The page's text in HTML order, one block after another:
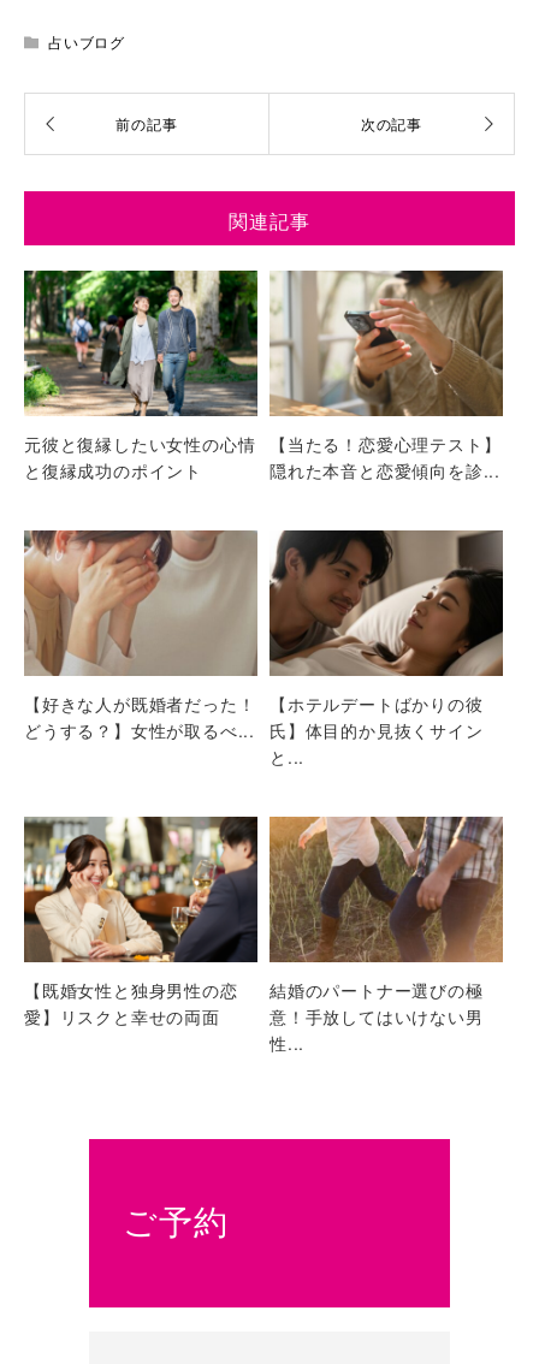
占いブログ
関連記事
元彼と復縁したい女性の心情
と復縁成功のポイント
【当たる！恋愛心理テスト】
隠れた本音と恋愛傾向を診...
【好きな人が既婚者だった！
どうする？】女性が取るべ...
【ホテルデートばかりの彼
氏】体目的か見抜くサイン
と...
【既婚女性と独身男性の恋
愛】リスクと幸せの両面
結婚のパートナー選びの極
意！手放してはいけない男
性...
ご予約